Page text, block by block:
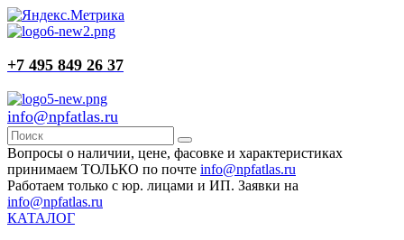
+7 495 849 26 37
info@npfatlas.ru
Вопросы о наличии, цене, фасовке и характеристиках
принимаем ТОЛЬКО по почте info@npfatlas.ru
Работаем только с юр. лицами и ИП. Заявки на
info@npfatlas.ru
КАТАЛОГ